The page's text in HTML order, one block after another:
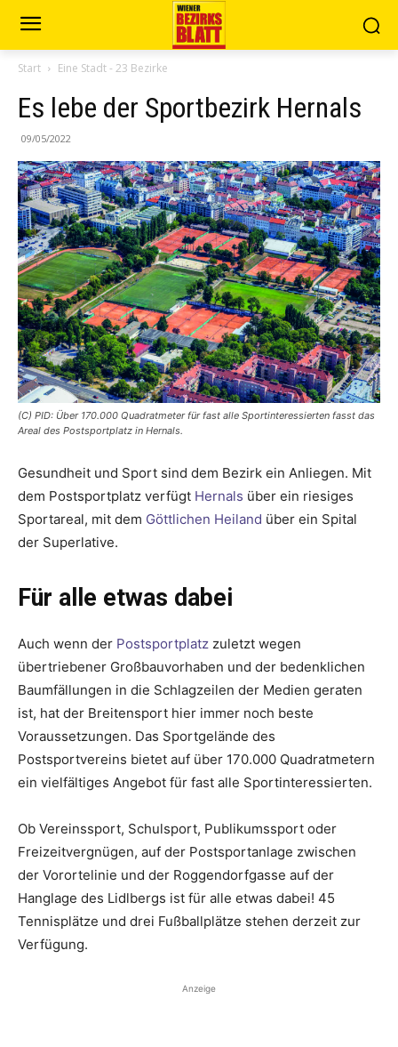
Start Eine Stadt - 23 Bezirke
Es lebe der Sportbezirk Hernals
09/05/2022
(C) PID: Über 170.000 Quadratmeter für fast alle Sportinteressierten fasst das
Areal des Postsportplatz in Hernals.
Gesundheit und Sport sind dem Bezirk ein Anliegen. Mit
dem Postsportplatz verfügt Hernals über ein riesiges
Sportareal, mit dem Göttlichen Heiland über ein Spital
der Superlative.
Für alle etwas dabei
Auch wenn der Postsportplatz zuletzt wegen
übertriebener Großbauvorhaben und der bedenklichen
Baumfällungen in die Schlagzeilen der Medien geraten
ist, hat der Breitensport hier immer noch beste
Voraussetzungen. Das Sportgelände des
Postsportvereins bietet auf über 170.000 Quadratmetern
ein vielfältiges Angebot für fast alle Sportinteressierten.
Ob Vereinssport, Schulsport, Publikumssport oder
Freizeitvergnügen, auf der Postsportanlage zwischen
der Vorortelinie und der Roggendorfgasse auf der
Hanglage des Lidlbergs ist für alle etwas dabei! 45
Tennisplätze und drei Fußballplätze stehen derzeit zur
Verfügung.
Anzeige